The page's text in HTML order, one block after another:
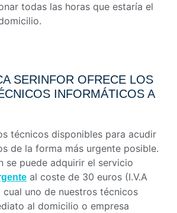
todas las horas que estaría el
SERINFOR OFRECE LOS
INFORMÁTICOS A
técnicos disponibles para acudir
de la forma más urgente posible.
se puede adquirir el servicio
al coste de 30 euros (I.V.A
uno de nuestros técnicos
al domicilio o empresa